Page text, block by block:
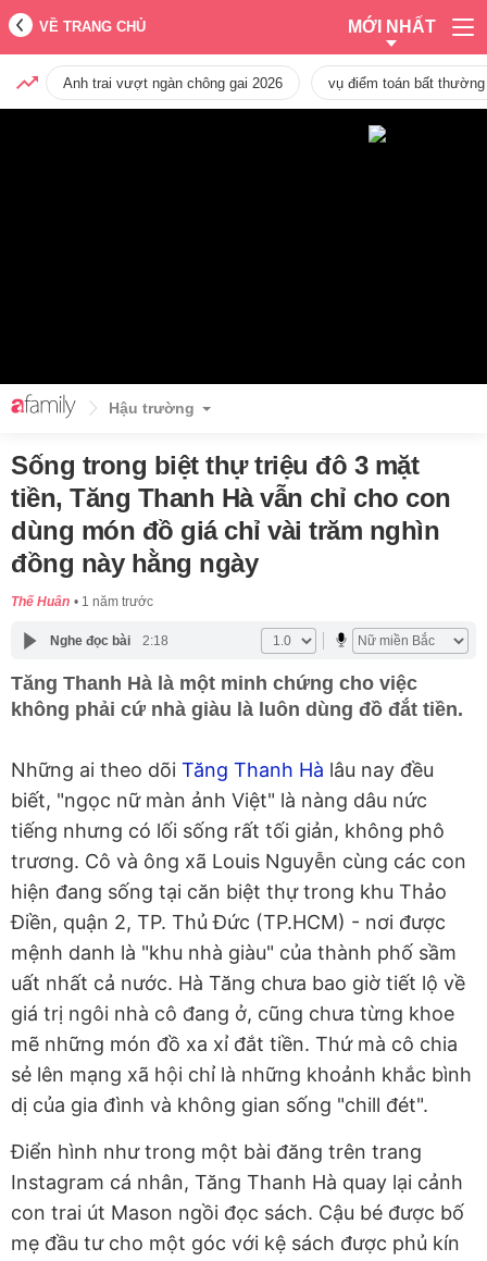
VỀ TRANG CHỦ MỚI NHẤT
Anh trai vượt ngàn chông gai 2026 vụ điểm toán bất
Hậu trường
Sống trong biệt thự triệu đô 3 mặt
tiền, Tăng Thanh Hà vẫn chỉ cho con
dùng món đồ giá chỉ vài trăm nghìn
đồng này hằng ngày
Thế Huân 1 năm trước
Nghe đọc bài 2:18
Tăng Thanh Hà là một minh chứng cho việc
không phải cứ nhà giàu là luôn dùng đồ đắt tiền.
Những ai theo dõi Tăng Thanh Hà lâu nay đều
biết, "ngọc nữ màn ảnh Việt" là nàng dâu nức
tiếng nhưng có lối sống rất tối giản, không phô
trương. Cô và ông xã Louis Nguyễn cùng các con
hiện đang sống tại căn biệt thự trong khu Thảo
Điền, quận 2, TP. Thủ Đức (TP.HCM) - nơi được
mệnh danh là "khu nhà giàu" của thành phố sầm
uất nhất cả nước. Hà Tăng chưa bao giờ tiết lộ về
giá trị ngôi nhà cô đang ở, cũng chưa từng khoe
mẽ những món đồ xa xỉ đắt tiền. Thứ mà cô chia
sẻ lên mạng xã hội chỉ là những khoảnh khắc bình
dị của gia đình và không gian sống "chill đét".
Điển hình như trong một bài đăng trên trang
Instagram cá nhân, Tăng Thanh Hà quay lại cảnh
con trai út Mason ngồi đọc sách. Cậu bé được bố
mẹ đầu tư cho một góc với kệ sách được phủ kín